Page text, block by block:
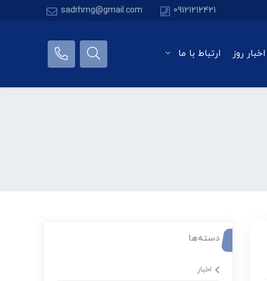
09121212421
sadrhmg@gmail.com
اخبار روز ارتباط با ما
دسته‌ها
اخبار